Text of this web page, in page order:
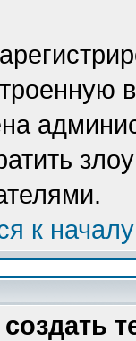
к началу